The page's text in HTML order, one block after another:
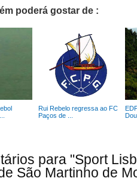
poderá gostar de :
Rui Rebelo regressa ao FC
Paços de ...
para "Sport
São Martinho de